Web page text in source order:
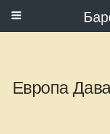
Европа